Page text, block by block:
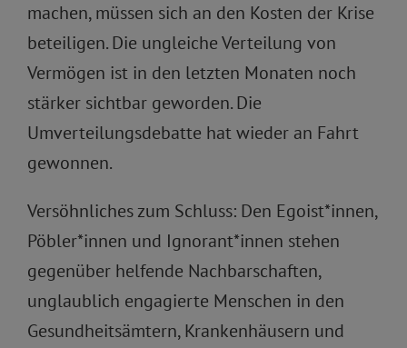
machen, müssen sich an den Kosten der Krise
beteiligen. Die ungleiche Verteilung von
Vermögen ist in den letzten Monaten noch
stärker sichtbar geworden. Die
Umverteilungsdebatte hat wieder an Fahrt
gewonnen.
Versöhnliches zum Schluss: Den Egoist*innen,
Pöbler*innen und Ignorant*innen stehen
gegenüber helfende Nachbarschaften,
unglaublich engagierte Menschen in den
Gesundheitsämtern, Krankenhäusern und